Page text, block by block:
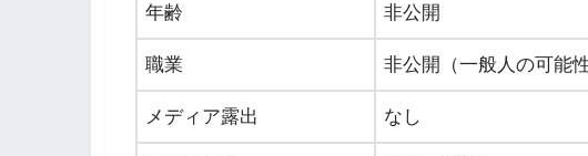
年齢 非公開
職業 非公開（一般人の可能
メディア露出 なし